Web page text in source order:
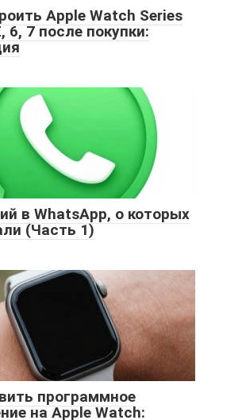
Apple Watch Series
6, 7 после покупки:
в WhatsApp, о которых
(Часть 1)
программное
на Apple Watch: